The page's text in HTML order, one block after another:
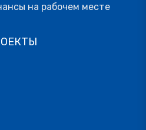
на рабочем месте